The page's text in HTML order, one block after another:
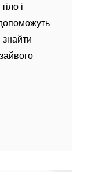
і
допоможуть
знайти